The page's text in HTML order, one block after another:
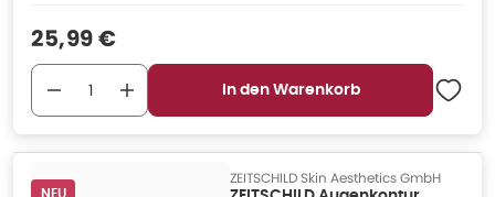
Verkaufspreis
25,99 €
In den Warenkorb
NEU
ZEITSCHILD Skin Aesthetics GmbH